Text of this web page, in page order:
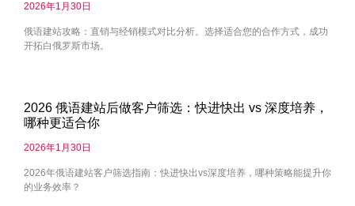
2026年1月30日
俄语建站攻略：直销与经销模式对比分析。选择适合您的合作方式，成功
开拓白俄罗斯市场。
2026 俄语建站后做客户筛选：快进快出 vs 深度培养，
哪种更适合你
2026年1月30日
2026年俄语建站客户筛选指南：快进快出vs深度培养，哪种策略能提升你
的业务效率？